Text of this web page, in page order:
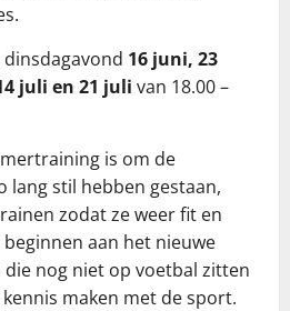
16 juni, 23
juli en 21 juli van 18.00 –
is om de
lang stil hebben gestaan,
zodat ze weer fit en
aan het nieuwe
nog niet op voetbal zitten
maken met de sport.